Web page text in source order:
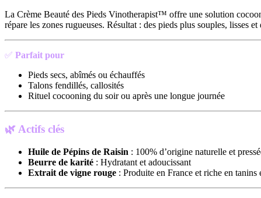
La Crème Beauté des Pieds Vinotherapist™ offre une solution
répare les zones rugueuses. Résultat : des pieds plus souples, lisses
✅ Parfait pour
Pieds secs, abîmés ou échauffés
Talons fendillés, callosités
Rituel cocooning du soir ou après une longue journée
🌿 Actifs clés
Huile de Pépins de Raisin : 100% d’origine naturelle et
Beurre de karité : Hydratant et adoucissant
Extrait de vigne rouge : Produite en France et riche en tanins